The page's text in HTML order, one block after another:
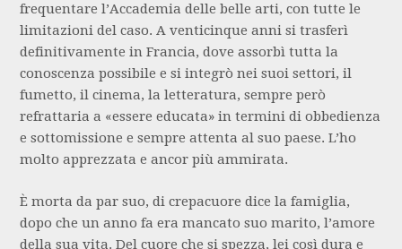
frequentare l’Accademia delle belle arti, con tutte le
limitazioni del caso. A venticinque anni si trasferì
definitivamente in Francia, dove assorbì tutta la
conoscenza possibile e si integrò nei suoi settori, il
fumetto, il cinema, la letteratura, sempre però
refrattaria a «essere educata» in termini di obbedienza
e sottomissione e sempre attenta al suo paese. L’ho
molto apprezzata e ancor più ammirata.
È morta da par suo, di crepacuore dice la famiglia,
dopo che un anno fa era mancato suo marito, l’amore
della sua vita. Del cuore che si spezza, lei così dura e